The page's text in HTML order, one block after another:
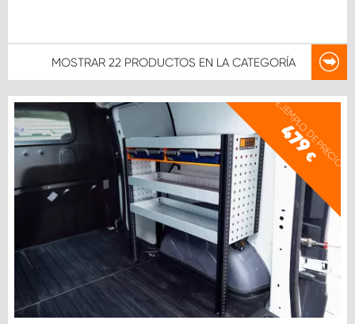
MOSTRAR 22 PRODUCTOS EN LA CATEGORÍA
EJEMPLO DE PRECIO
479
€